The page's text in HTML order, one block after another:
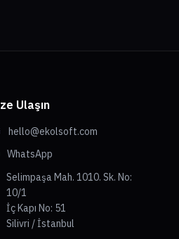
Ulaşın
hello@ekolsoft.com
WhatsApp
Selimpaşa Mah. 1010. Sk. No:
10/1
İç Kapı No: 51
Silivri / İstanbul